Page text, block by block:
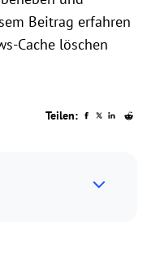
Beitrag erfahren
Cache löschen
Teilen: